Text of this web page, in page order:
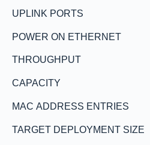
UPLINK PORTS
POWER ON ETHERNET
THROUGHPUT
CAPACITY
MAC ADDRESS ENTRIES
TARGET DEPLOYMENT SIZE